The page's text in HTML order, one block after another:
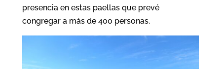
presencia en estas paellas que prevé
congregar a más de 400 personas.